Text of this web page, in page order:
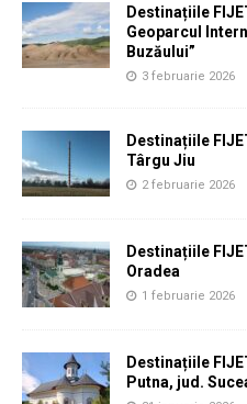
Destinațiile
Geoparcul
Buzăului”
3 februarie 2026
Destinațiile
Târgu Jiu
2 februarie 2026
Destinațiile
Oradea
1 februarie 2026
Destinațiile
Putna, jud.